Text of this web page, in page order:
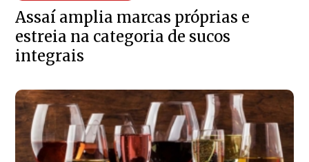
Assaí amplia marcas próprias e
estreia na categoria de sucos
integrais